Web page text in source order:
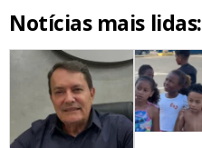
Notícias mais lidas: